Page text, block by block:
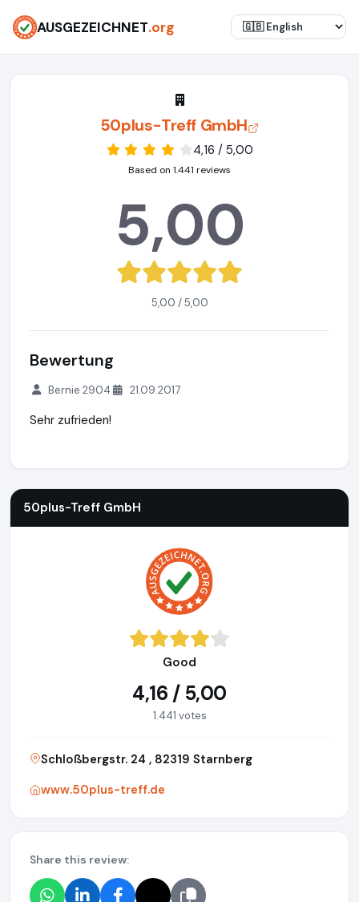
AUSGEZEICHNET.org
50plus-Treff GmbH
4,16 / 5,00
Based on 1.441 reviews
5,00
5,00 / 5,00
Bewertung
Bernie 2904 21.09.2017
Sehr zufrieden!
50plus-Treff GmbH
Good
4,16 / 5,00
1.441 votes
Schloßbergstr. 24 , 82319 Starnberg
www.50plus-treff.de
Share this review: